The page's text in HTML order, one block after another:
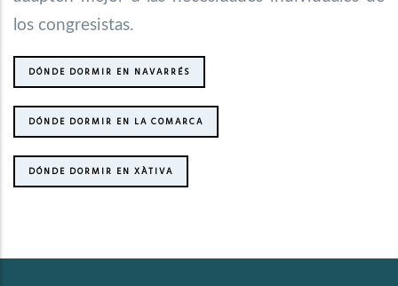
los congresistas.
DÓNDE DORMIR EN NAVARRÉS
DÓNDE DORMIR EN LA COMARCA
DÓNDE DORMIR EN XÀTIVA